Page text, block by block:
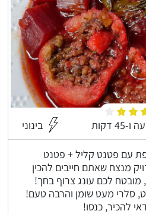
45 דקות בינוני
עם פטנט קליל + פטנט
מנצח שאתם חייבים להכין
לכם עונג צרוף בחך!
סלרי מעט שומן והרבה טעם!
להכיר, כנסו!